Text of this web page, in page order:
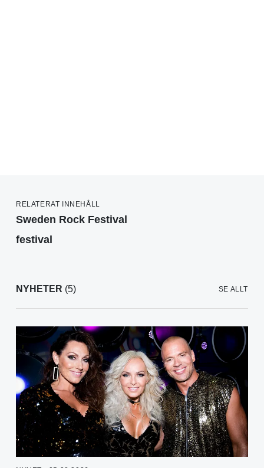
RELATERAT INNEHÅLL
Sweden Rock Festival
festival
NYHETER (5) SE ALLT